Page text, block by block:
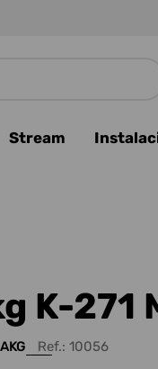
Stream
K-271
AKG Ref.: 10056